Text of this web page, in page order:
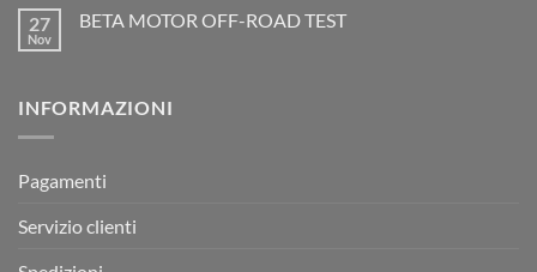
è
arrivata
Motocross
èBeta
27
Nov
BETA MOTOR OFF-ROAD TEST
MOTOR
INFORMAZIONI
Pagamenti
Servizio clienti